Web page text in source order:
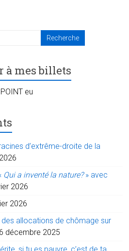
à mes billets
eu
d’extrême-droite de la
Qui a inventé la nature?» avec
2026
2026
allocations de chômage sur
décembre 2025